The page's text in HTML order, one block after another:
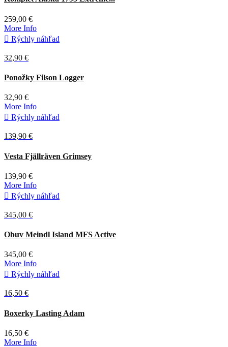
259,00 €
More Info
 Rýchly náhľad
32,90 €
Belasá
Ponožky Filson Logger
32,90 €
More Info
 Rýchly náhľad
139,90 €
Tmavá
olivová
Deep
Forest
Vesta Fjällräven Grimsey
139,90 €
More Info
 Rýchly náhľad
345,00 €
Obuv Meindl Island MFS Active
345,00 €
More Info
 Rýchly náhľad
16,50 €
Zelená
Boxerky Lasting Adam
16,50 €
More Info